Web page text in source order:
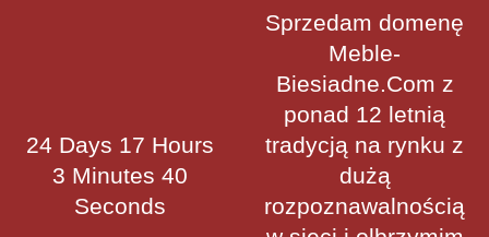
24 Days 17 Hours
3 Minutes 40
Seconds
Sprzedam domenę
Meble-
Biesiadne.Com z
ponad 12 letnią
tradycją na rynku z
dużą
rozpoznawalnością